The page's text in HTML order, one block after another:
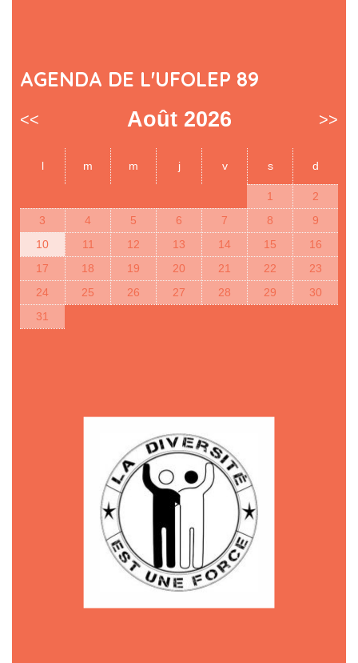
AGENDA DE L'UFOLEP 89
<< Août 2026 >>
l m m j v s d
1
2
3
4 5 6 7 8
9
10
11 12 13 14 15
16
17
18 19 20 21 22
23
24
25 26 27 28 29
30
31